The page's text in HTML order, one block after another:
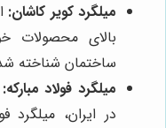
میلگرد کویر کاشان:
بالای محصولات
ساختمان شناخته
میلگرد فولاد مبارکه:
در ایران، میلگرد